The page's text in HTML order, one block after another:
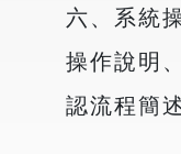
六、系統
操作說明
認流程簡